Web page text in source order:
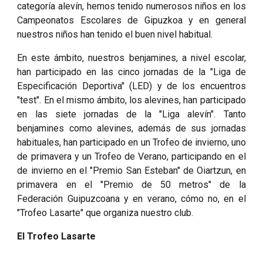
categoría alevín, hemos tenido numerosos niños en los
Campeonatos Escolares de Gipuzkoa y en general
nuestros niños han tenido el buen nivel habitual.
En este ámbito, nuestros benjamines, a nivel escolar,
han participado en las cinco jornadas de la "Liga de
Especificación Deportiva" (LED) y de los encuentros
"test". En el mismo ámbito, los alevines, han participado
en las siete jornadas de la "Liga alevín". Tanto
benjamines como alevines, además de sus jornadas
habituales, han participado en un Trofeo de invierno, uno
de primavera y un Trofeo de Verano, participando en el
de invierno en el "Premio San Esteban" de Oiartzun, en
primavera en el "Premio de 50 metros" de la
Federación Guipuzcoana y en verano, cómo no, en el
"Trofeo Lasarte" que organiza nuestro club.
El Trofeo Lasarte